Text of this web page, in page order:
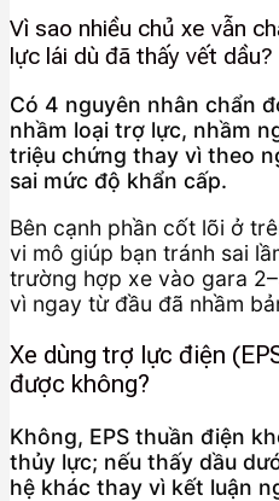
Vì sao nhiều chủ xe vẫn
lực lái dù đã thấy vết dầu?
Có 4 nguyên nhân chẩn
nhầm loại trợ lực, nhầm
triệu chứng thay vì theo
sai mức độ khẩn cấp.
Bên cạnh phần cốt lõi ở
vi mô giúp bạn tránh sai
trường hợp xe vào gara
vì ngay từ đầu đã nhầm
Xe dùng trợ lực điện
được không?
Không, EPS thuần điện
thủy lực; nếu thấy dầu
hệ khác thay vì kết luận